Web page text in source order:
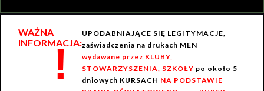
WAŻNA
INFORMACJA:
!
UPODABNIAJĄCE SIĘ LEGITYMACJE,
zaświadczenia na drukach MEN
wydawane przez KLUBY,
STOWARZYSZENIA, SZKOŁY po około 5
dniowych KURSACH NA PODSTAWIE